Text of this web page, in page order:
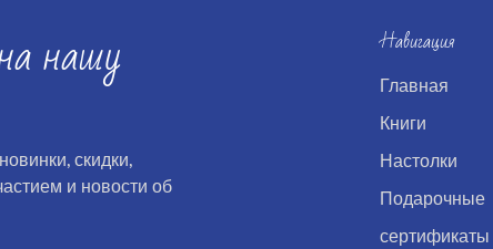
нашу
скидки,
и новости об
Навигация
Главная
Книги
Настолки
Подарочные
сертификаты